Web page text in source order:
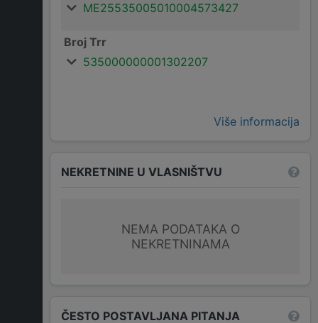
ME25535005010004573427
Broj Trr
535000000001302207
Više informacija
NEKRETNINE U VLASNIŠTVU
NEMA PODATAKA O
NEKRETNINAMA
ČESTO POSTAVLJANA PITANJA